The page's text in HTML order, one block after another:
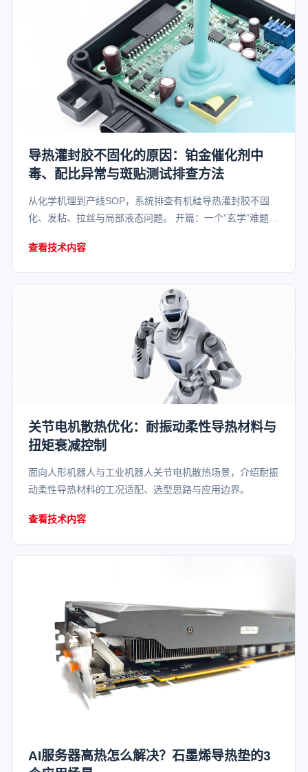
导热灌封胶不固化的原因：铂金催化剂中
毒、配比异常与斑贴测试排查方法
从化学机理到产线SOP，系统排查有机硅导热灌封胶不固
化、发粘、拉丝与局部液态问题。 开篇：一个”玄学”难题
分，真空脱泡到位
查看技术内容
关节电机散热优化：耐振动柔性导热材料与
扭矩衰减控制
面向人形机器人与工业机器人关节电机散热场景，介绍耐振
动柔性导热材料的工况适配、选型思路与应用边界。
查看技术内容
AI服务器高热怎么解决？石墨烯导热垫的3